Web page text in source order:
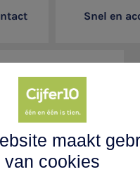
maakt
van cookies
Snel en